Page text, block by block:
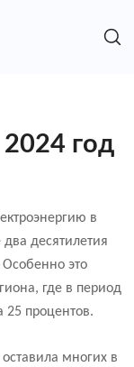
год
в
десятилетия
это
где в период
25 процентов.
многих в